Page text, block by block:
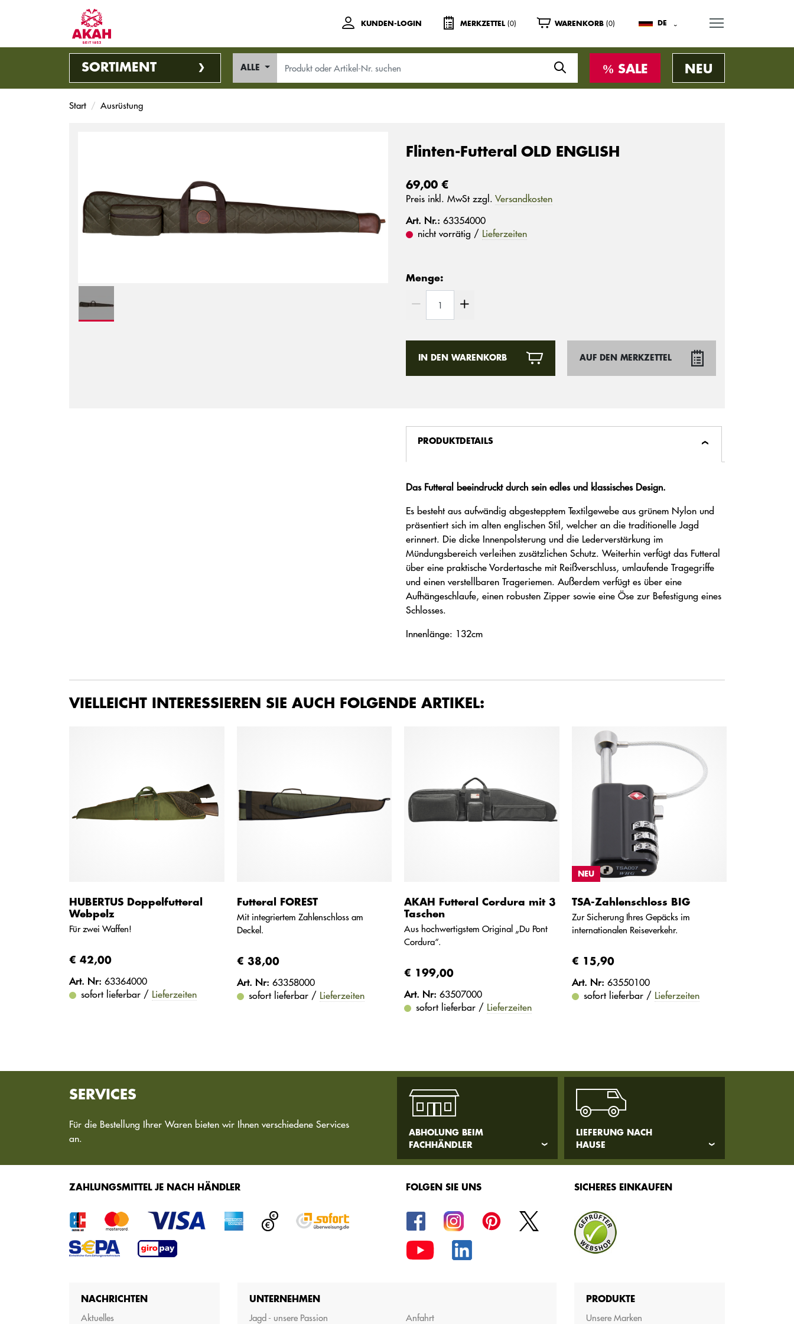
KUNDEN-LOGIN MERKZETTEL (0) WARENKORB (0) DE
SORTIMENT ALLE SALE NEU
Start Ausrüstung
Flinten-Futteral OLD ENGLISH
69,00 €
Preis inkl. MwSt zzgl. Versandkosten
Art. Nr.: 63354000
nicht vorrätig / Lieferzeiten
Menge:
IN DEN WARENKORB AUF DEN MERKZETTEL
PRODUKTDETAILS
Das Futteral beeindruckt durch sein edles und klassisches Design.
Es besteht aus aufwändig abgestepptem Textilgewebe aus grünem Nylon und
präsentiert sich im alten englischen Stil, welcher an die traditionelle Jagd
erinnert. Die dicke Innenpolsterung und die Lederverstärkung im
Mündungsbereich verleihen zusätzlichen Schutz. Weiterhin verfügt das Futteral
über eine praktische Vordertasche mit Reißverschluss, umlaufende Tragegriffe
und einen verstellbaren Trageriemen. Außerdem verfügt es über eine
Aufhängeschlaufe, einen robusten Zipper sowie eine Öse zur Befestigung eines
Schlosses.
Innenlänge: 132cm
VIELLEICHT INTERESSIEREN SIE AUCH FOLGENDE ARTIKEL:
HUBERTUS Doppelfutteral
Webpelz
Für zwei Waffen!
€ 42,00
Art. Nr: 63364000
sofort lieferbar / Lieferzeiten
Futteral FOREST
Mit integriertem Zahlenschloss am
Deckel.
€ 38,00
Art. Nr: 63358000
sofort lieferbar / Lieferzeiten
AKAH Futteral Cordura mit 3
Taschen
Aus hochwertigstem Original „Du Pont
Cordura“.
€ 199,00
Art. Nr: 63507000
sofort lieferbar / Lieferzeiten
NEU
TSA-Zahlenschloss BIG
Zur Sicherung Ihres Gepäcks im
internationalen Reiseverkehr.
€ 15,90
Art. Nr: 63550100
sofort lieferbar / Lieferzeiten
SERVICES
Für die Bestellung Ihrer Waren bieten wir Ihnen verschiedene Services
an.
ABHOLUNG BEIM
FACHHÄNDLER
LIEFERUNG NACH
HAUSE
ZAHLUNGSMITTEL JE NACH HÄNDLER FOLGEN SIE UNS SICHERES EINKAUFEN
NACHRICHTEN
Aktuelles
UNTERNEHMEN
Jagd - unsere Passion Anfahrt
PRODUKTE
Unsere Marken